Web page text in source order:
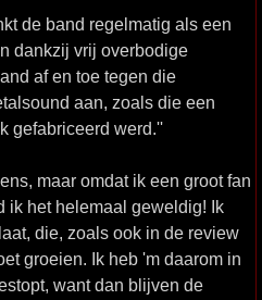
de band regelmatig als een
dankzij vrij overbodige
af en toe tegen die
aan, zoals die een
gefabriceerd werd.''
maar omdat ik een groot fan
ik het helemaal geweldig! Ik
die, zoals ook in de review
groeien. Ik heb 'm daarom in
want dan blijven de